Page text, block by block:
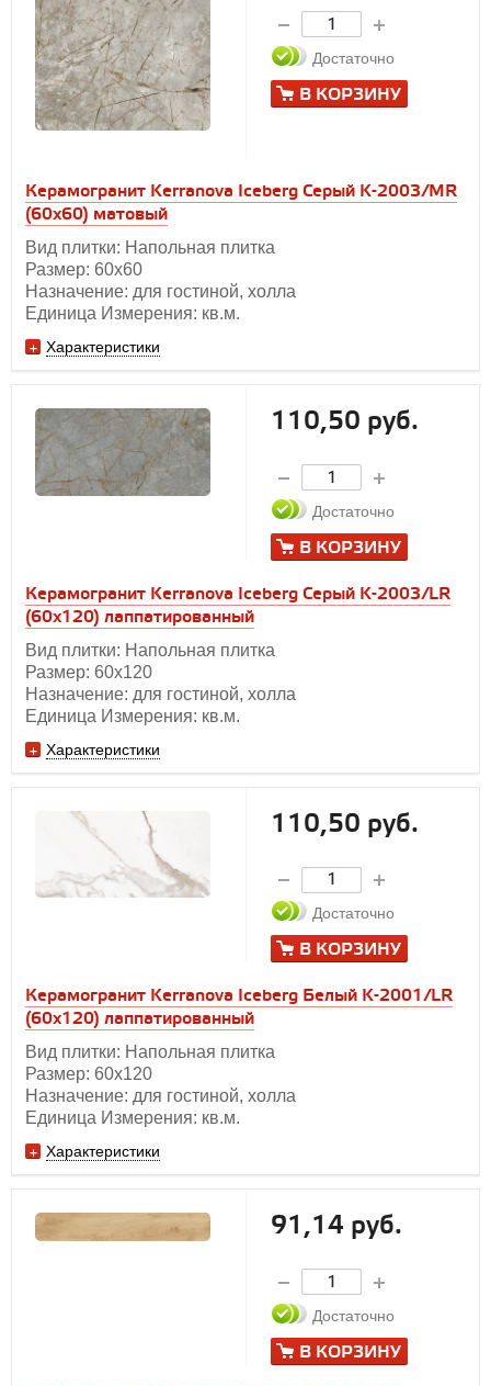
Керамогранит Kerranova Iceberg Серый K-2003/MR
(60x60) матовый
Вид плитки: Напольная плитка
Размер: 60х60
Назначение: для гостиной, холла
Единица Измерения: кв.м.
Характеристики
Достаточно
В КОРЗИНУ
Керамогранит Kerranova Iceberg Серый K-2003/LR
(60x120) лаппатированный
Вид плитки: Напольная плитка
Размер: 60х120
Назначение: для гостиной, холла
Единица Измерения: кв.м.
Характеристики
110,50 руб.
Достаточно
В КОРЗИНУ
Керамогранит Kerranova Iceberg Белый K-2001/LR
(60x120) лаппатированный
Вид плитки: Напольная плитка
Размер: 60х120
Назначение: для гостиной, холла
Единица Измерения: кв.м.
Характеристики
110,50 руб.
Достаточно
В КОРЗИНУ
91,14 руб.
Достаточно
В КОРЗИНУ